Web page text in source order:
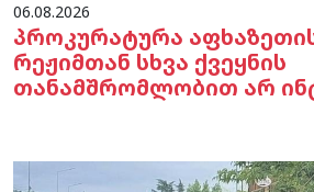
06.08.2026
პროკურატურა
რეჟიმთან სხვა ქვეყნის
თანამშრომლობით არ